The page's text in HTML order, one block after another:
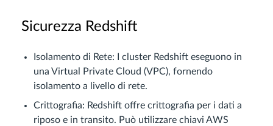
Sicurezza Redshift
Isolamento di Rete: I cluster Redshift eseguono in
una Virtual Private Cloud (VPC), fornendo
isolamento a livello di rete.
Crittografia: Redshift offre crittografia per i dati a
riposo e in transito. Può utilizzare chiavi AWS